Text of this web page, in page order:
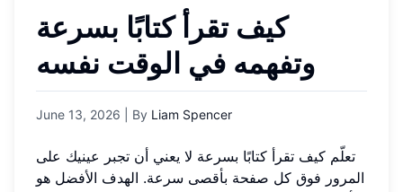
كيف تقرأ كتابًا بسرعة
وتفهمه في الوقت نفسه
June 13, 2026 | By Liam Spencer
تعلّم كيف تقرأ كتابًا بسرعة لا يعني أن تجبر عينيك على
المرور فوق كل صفحة بأقصى سرعة. الهدف الأفضل هو